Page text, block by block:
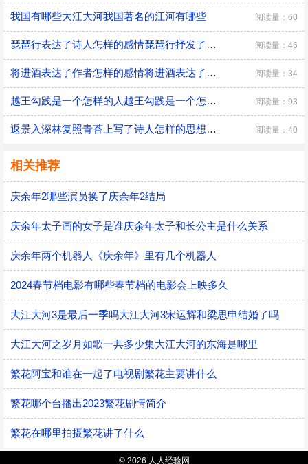
我国有哪些大江大河我国著名的江河有哪些 阅读量：60
琵琶行表达了诗人怎样的感情琵琶行抒发了诗人怎样的感情 阅读量：46
将进酒表达了作者怎样的感情将进酒表达了作者怎样的情感 阅读量：34
越王勾践是一个怎样的人越王勾践是一个怎样的人呢 阅读量：93
返景入深林复照青苔上写了诗人怎样的思想感情返景入深林复照青苔上表达诗人怎样的思想感情 阅读量：40
相关推荐
庆余年2哪些演员换了庆余年2结局
庆余年太子画的女子是谁庆余年太子和长公主是什么关系
庆余年两个机器人《庆余年》里有几个机器人
2024春节档电影有哪些春节档的电影会上映多久
大江大河3是最后一季吗大江大河3宋运辉和梁思申结婚了吗
大江大河之岁月如歌一共多少集大江大河的东海是哪里
繁花阿宝和谁在一起了电视剧繁花主要讲什么
繁花哪个台播出2023繁花剧情简介
繁花在哪里拍摄繁花讲了什么
© 2026 人人经验网